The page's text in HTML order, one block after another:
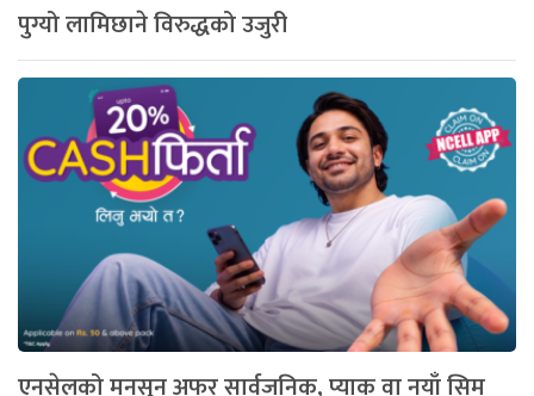
पुग्यो लामिछाने विरुद्धको उजुरी
एनसेलको मनसुन अफर सार्वजनिक, प्याक वा नयाँ सिम